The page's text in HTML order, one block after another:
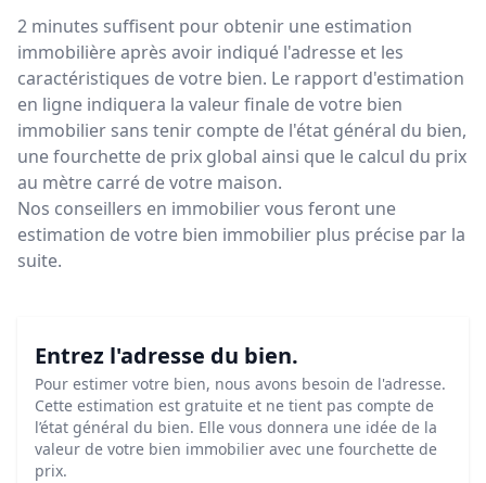
2 minutes suffisent pour obtenir une estimation
immobilière après avoir indiqué l'adresse et les
caractéristiques de votre bien. Le rapport d'estimation
en ligne indiquera la valeur finale de votre bien
immobilier sans tenir compte de l'état général du bien,
une fourchette de prix global ainsi que le calcul du prix
au mètre carré de votre maison.
Nos conseillers en immobilier vous feront une
estimation de votre bien immobilier plus précise par la
suite.
Entrez l'adresse du bien.
Pour estimer votre bien, nous avons besoin de l'adresse.
Cette estimation est gratuite et ne tient pas compte de
l’état général du bien. Elle vous donnera une idée de la
valeur de votre bien immobilier avec une fourchette de
prix.